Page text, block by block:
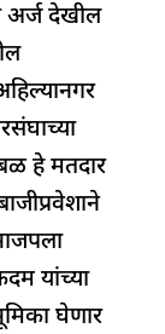
अर्ज देखील
हे मतदार
यांच्या
घेणार